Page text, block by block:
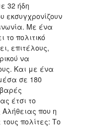
32 ήδη
εκσυγχρονίζουν
Με ένα
το πολιτικό
επιτέλους,
να
Και με ένα
σε 180
έτσι το
που η
πολίτες: Το